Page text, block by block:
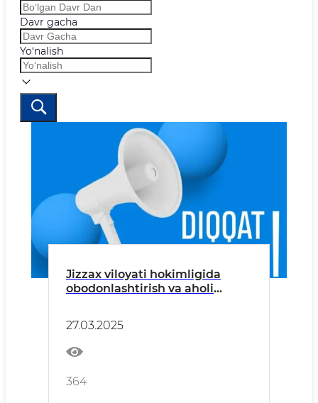
Davr gacha
Yo‘nalish
Jizzax viloyati hokimligida
obodonlashtirish va aholi
27.03.2025
364